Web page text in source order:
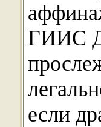
ГИИС
если